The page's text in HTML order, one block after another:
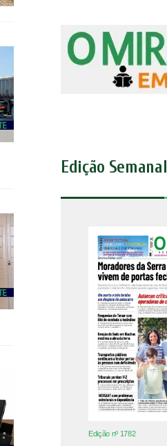
Edição Semanal
Edição nº 1782